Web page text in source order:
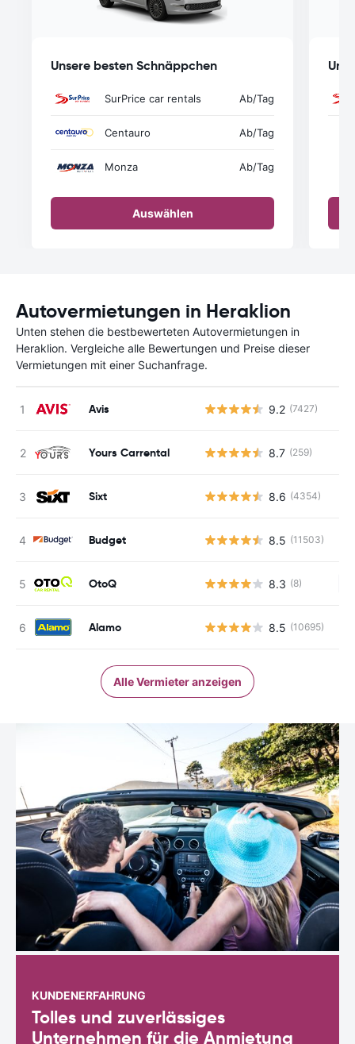
Unsere besten Schnäppchen
SurPrice car rentals Ab/Tag
Centauro Ab/Tag
Monza Ab/Tag
Auswählen
Autovermietungen in Heraklion
Unten stehen die bestbewerteten Autovermietungen in
Heraklion. Vergleiche alle Bewertungen und Preise dieser
Vermietungen mit einer Suchanfrage.
Avis 9.2 (7427)
Yours Carrental 8.7 (259)
Sixt 8.6 (4354)
Budget 8.5 (11503)
OtoQ 8.3 (8)
Alamo 8.5 (10695)
Alle Vermieter anzeigen
KUNDENERFAHRUNG
Tolles und zuverlässiges
Unternehmen für die Anmietung